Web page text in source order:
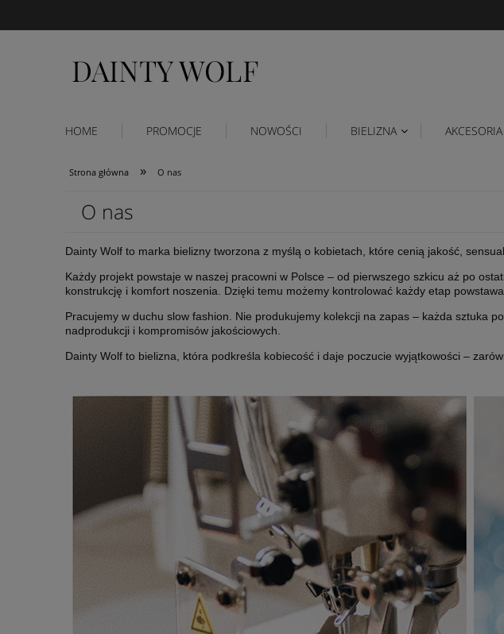
HOME PROMOCJE NOWOŚCI BIELIZNA AKCESORIA
Strona główna » O nas
O nas
Dainty Wolf to marka bielizny tworzona z myślą o kobietach, które cenią jakość,
Każdy projekt powstaje w naszej pracowni w Polsce – od pierwszego szkicu aż po
konstrukcję i komfort noszenia. Dzięki temu możemy kontrolować każdy etap
Pracujemy w duchu slow fashion. Nie produkujemy kolekcji na zapas – każda sztuka
nadprodukcji i kompromisów jakościowych.
Dainty Wolf to bielizna, która podkreśla kobiecość i daje poczucie wyjątkowości –